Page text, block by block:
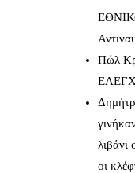
Πώλ
λιβάνι
οι